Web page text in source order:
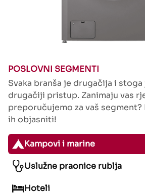
POSLOVNI SEGMENTI
Svaka branša je drugačija i
drugačiji pristup. Zanimaju vas
preporučujemo za vaš segment?
ih objasniti!
Kampovi i marine
Uslužne praonice rublja
Hoteli